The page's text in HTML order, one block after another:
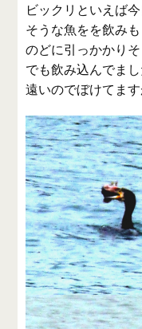
ビックリといえば
そうな魚をを飲み
のどに引っかかりそ
でも飲み込んでま
遠いのでぼけてます